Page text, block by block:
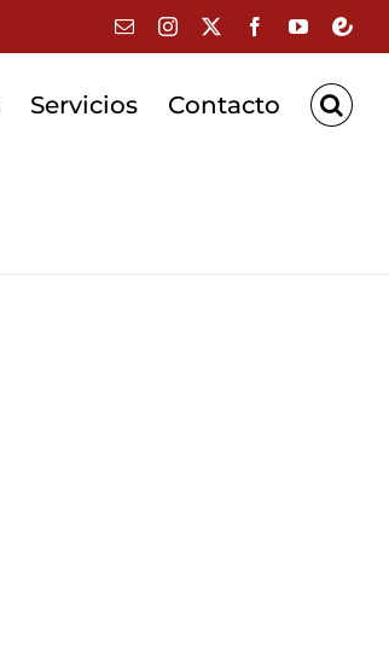
CorreoInstagram
X FacebookYouTube
Servicios Contacto